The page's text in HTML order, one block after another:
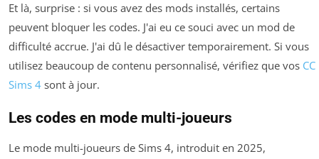
Et là, surprise : si vous avez des mods installés, certains
peuvent bloquer les codes. J'ai eu ce souci avec un mod de
difficulté accrue. J'ai dû le désactiver temporairement. Si vous
utilisez beaucoup de contenu personnalisé, vérifiez que vos CC
Sims 4 sont à jour.
Les codes en mode multi-joueurs
Le mode multi-joueurs de Sims 4, introduit en 2025,